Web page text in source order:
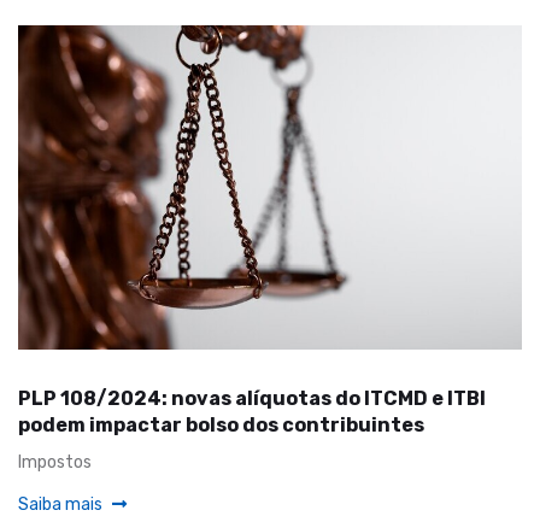
PLP 108/2024: novas alíquotas do ITCMD e ITBI
podem impactar bolso dos contribuintes
Impostos
Saiba mais